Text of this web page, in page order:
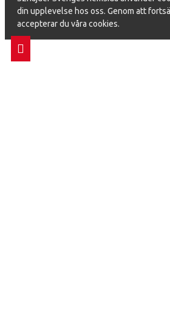
din upplevelse hos oss. Genom att
accepterar du våra cookies.